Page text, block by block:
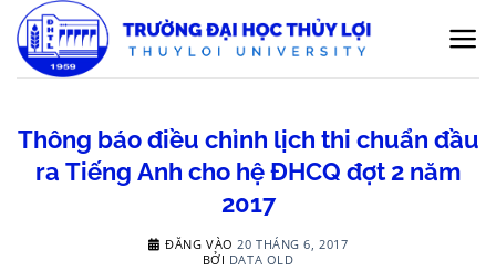
qua
nội
Thông báo điều chỉnh lịch thi chuẩn đầu
ra Tiếng Anh cho hệ ĐHCQ đợt 2 năm
2017
ĐĂNG VÀO 20 THÁNG 6, 2017
BỞI DATA OLD